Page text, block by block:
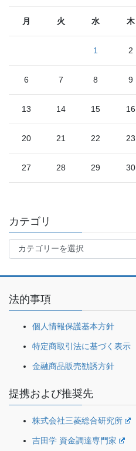
月 火 水 木
1 2
6 7 8 9
13 14 15 16
20 21 22 23
27 28 29 30
カテゴリ
テ
法的事項
個人情報保護基本方針
特定商取引法に基づく表示
金融商品販売勧誘方針
提携および推奨先
株式会社三菱総合研究所
吉田学 資金調達専門家